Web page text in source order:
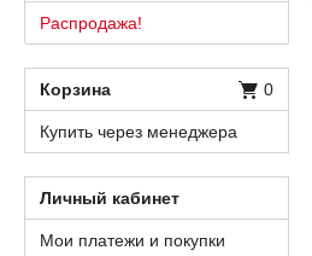
Распродажа!
Корзина 0
Купить через менеджера
Личный кабинет
Мои платежи и покупки